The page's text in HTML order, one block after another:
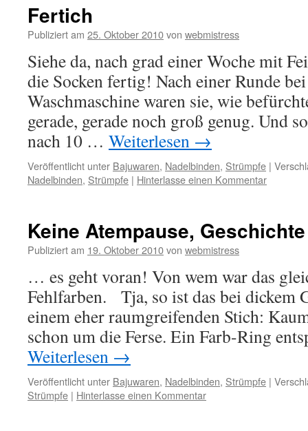
Fertich
Publiziert am 25. Oktober 2010von webmistress
Siehe da, nach grad einer Woche mit
die Socken fertig! Nach einer Runde
Waschmaschine waren sie, wie
gerade, gerade noch groß genug. Und
nach 10 … Weiterlesen →
Veröffentlicht unter Bajuwaren, Nadelbinden, Strümpfe |
Nadelbinden, Strümpfe | Hinterlasse einen Kommentar
Keine Atempause,
Publiziert am 19. Oktober 2010von webmistress
… es geht voran! Von wem war das
Fehlfarben. Tja, so ist das bei dickem
einem eher raumgreifenden Stich:
schon um die Ferse. Ein Farb-Ring
Weiterlesen →
Veröffentlicht unter Bajuwaren, Nadelbinden, Strümpfe |
Strümpfe | Hinterlasse einen Kommentar